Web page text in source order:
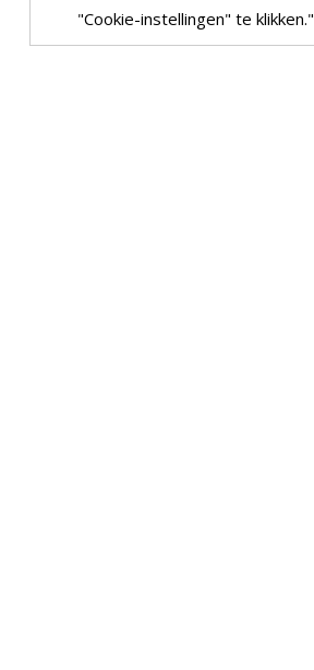
"Cookie-instellingen" te klikken."